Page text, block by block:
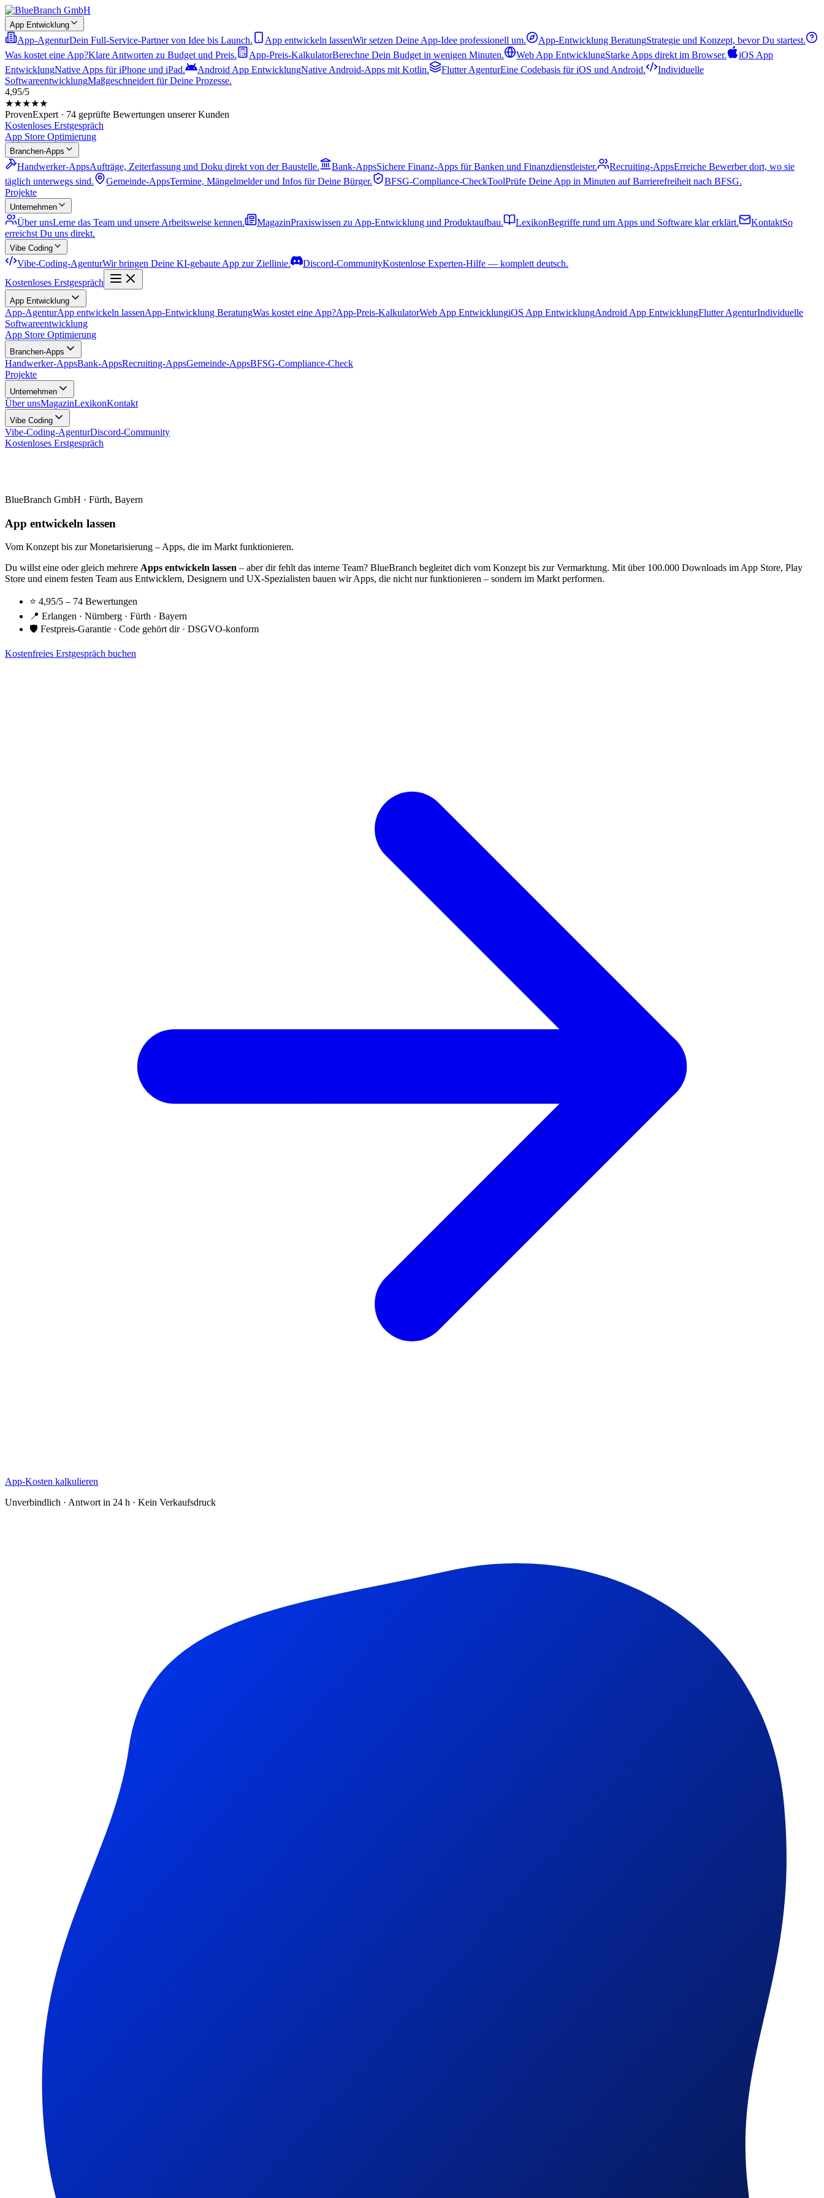
App Entwicklung
App-AgenturDein Full-Service-Partner von Idee bis Launch. App entwickeln lassenWir setzen Deine App-Idee professionell um. App-Entwicklung BeratungStrategie und Konzept, bevor Du startest.
Was kostet eine App?Klare Antworten zu Budget und Preis. App-Preis-KalkulatorBerechne Dein Budget in wenigen Minuten. Web App EntwicklungStarke Apps direkt im Browser.
iOS App
EntwicklungNative Apps für iPhone und iPad. Android App EntwicklungNative Android-Apps mit Kotlin. Flutter AgenturEine Codebasis für iOS und Android.
Individuelle
SoftwareentwicklungMaßgeschneidert für Deine Prozesse.
4,95/5
★★★★★
ProvenExpert · 74 geprüfte Bewertungen unserer Kunden
Kostenloses Erstgespräch
App Store Optimierung
Branchen-Apps
Handwerker-AppsAufträge, Zeiterfassung und Doku direkt von der Baustelle. Bank-AppsSichere Finanz-Apps für Banken und Finanzdienstleister. Recruiting-AppsErreiche Bewerber dort, wo sie
täglich unterwegs sind.
Gemeinde-AppsTermine, Mängelmelder und Infos für Deine Bürger. BFSG-Compliance-CheckToolPrüfe Deine App in Minuten auf Barrierefreiheit nach BFSG.
Projekte
Unternehmen
Über unsLerne das Team und unsere Arbeitsweise kennen. MagazinPraxiswissen zu App-Entwicklung und Produktaufbau. LexikonBegriffe rund um Apps und Software klar erklärt. KontaktSo
erreichst Du uns direkt.
Vibe Coding
Vibe-Coding-AgenturWir bringen Deine KI-gebaute App zur Ziellinie. Discord-CommunityKostenlose Experten-Hilfe — komplett deutsch.
Kostenloses Erstgespräch
App Entwicklung
App-AgenturApp entwickeln lassenApp-Entwicklung BeratungWas kostet eine App?App-Preis-KalkulatorWeb App EntwicklungiOS App EntwicklungAndroid App EntwicklungFlutter AgenturIndividuelle
Softwareentwicklung
App Store Optimierung
Branchen-Apps
Handwerker-AppsBank-AppsRecruiting-AppsGemeinde-AppsBFSG-Compliance-Check
Projekte
Unternehmen
Über unsMagazinLexikonKontakt
Vibe Coding
Vibe-Coding-AgenturDiscord-Community
Kostenloses Erstgespräch
BlueBranch GmbH · Fürth, Bayern
App entwickeln lassen
Vom Konzept bis zur Monetarisierung – Apps, die im Markt funktionieren.
Du willst eine oder gleich mehrere Apps entwickeln lassen – aber dir fehlt das interne Team? BlueBranch begleitet dich vom Konzept bis zur Vermarktung. Mit über 100.000 Downloads im App Store, Play
Store und einem festen Team aus Entwicklern, Designern und UX-Spezialisten bauen wir Apps, die nicht nur funktionieren – sondern im Markt performen.
⭐ 4,95/5 – 74 Bewertungen
📍 Erlangen · Nürnberg · Fürth · Bayern
🛡 Festpreis-Garantie · Code gehört dir · DSGVO-konform
Kostenfreies Erstgespräch buchen
App-Kosten kalkulieren
Unverbindlich · Antwort in 24 h · Kein Verkaufsdruck